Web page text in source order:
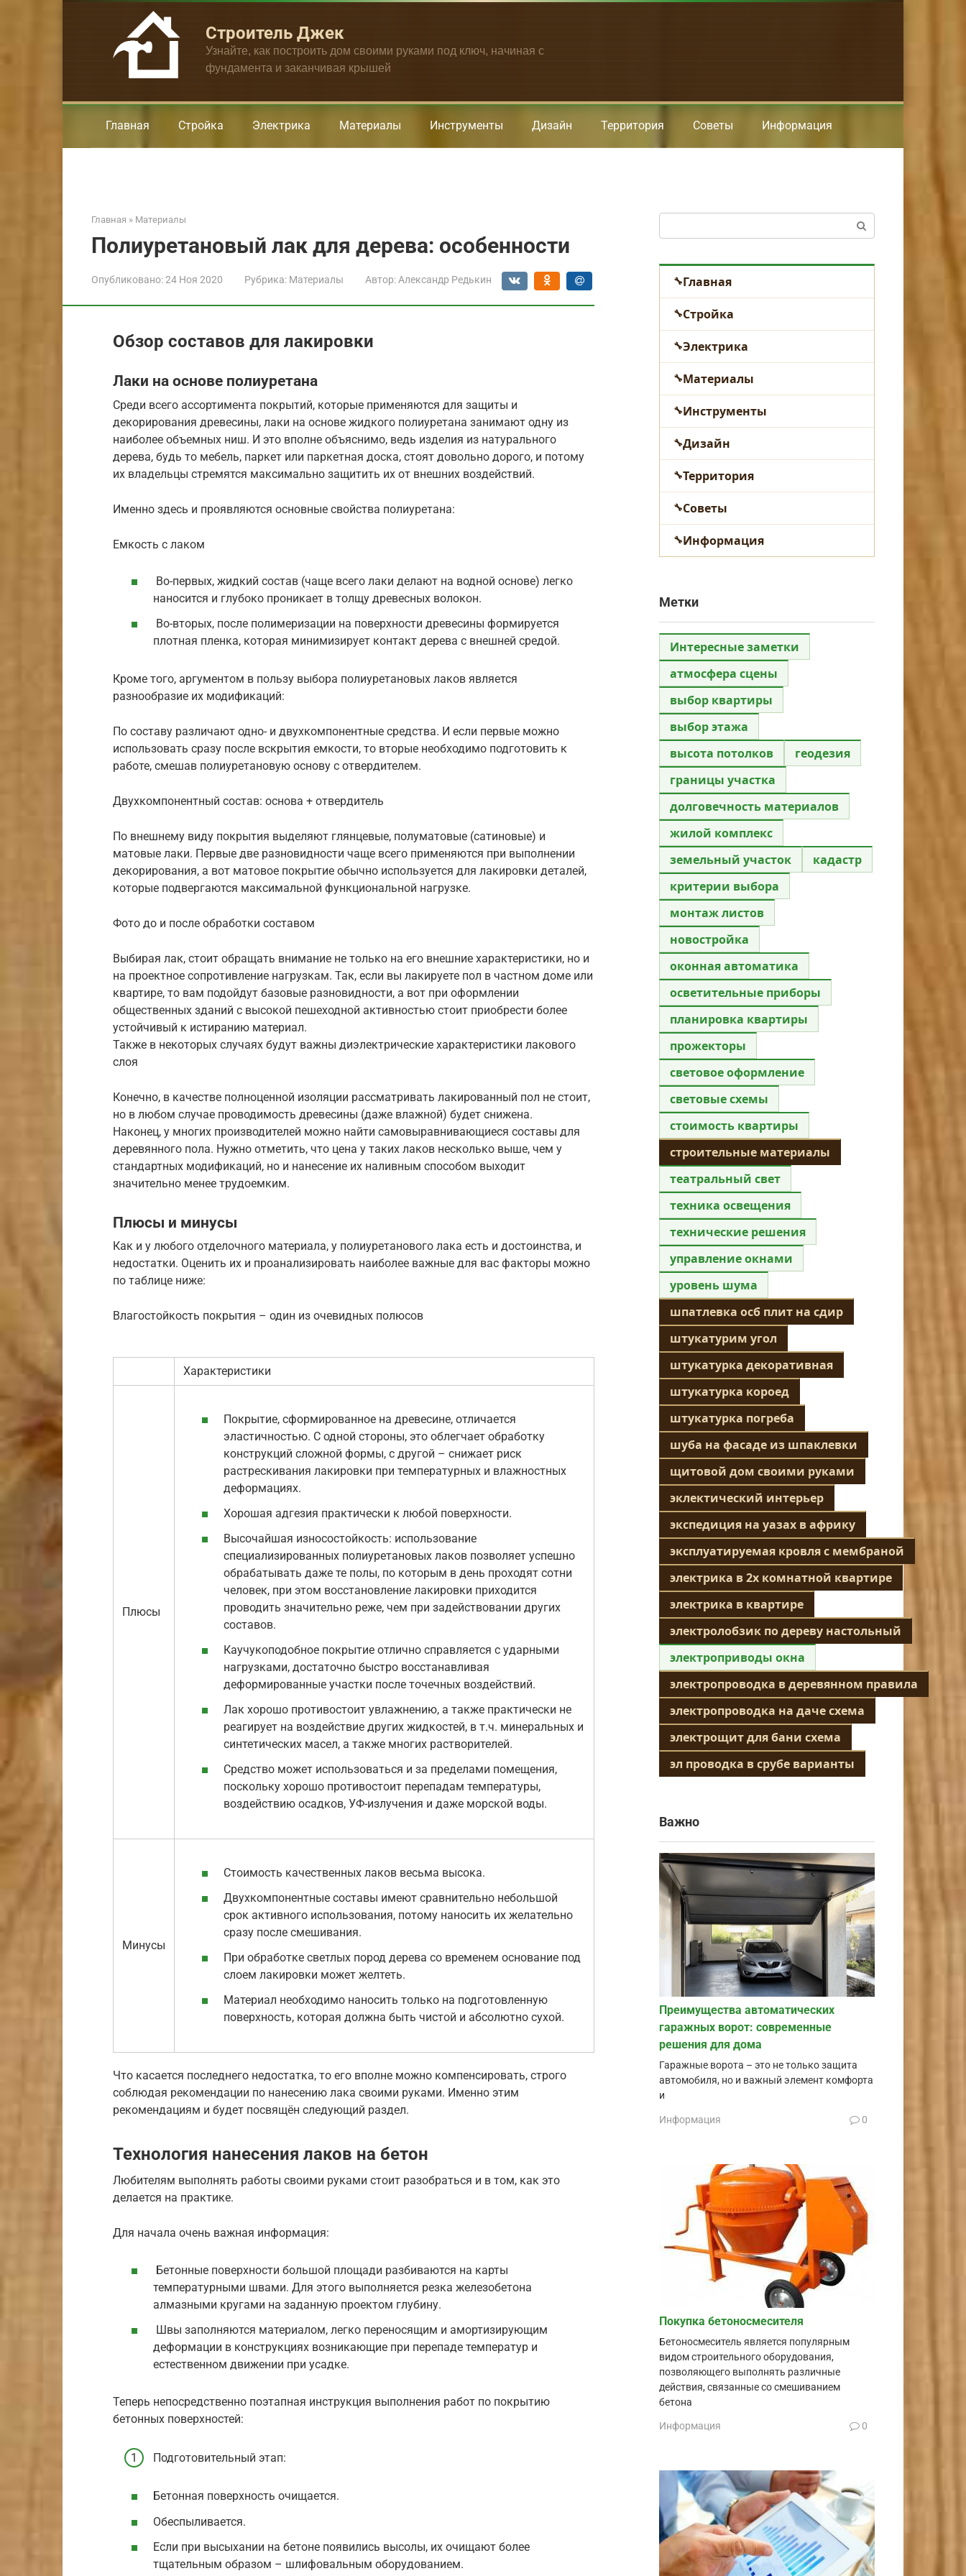
Строитель Джек
Узнайте, как построить дом своими руками под ключ, начиная с
фундамента и заканчивая крышей
Главная Стройка Электрика Материалы Инструменты Дизайн Территория Советы Информация
Главная » Материалы
Полиуретановый лак для дерева: особенности
Опубликовано:24 Ноя 2020 Рубрика: Материалы Автор: Александр Редькин
Обзор составов для лакировки
Лаки на основе полиуретана
Среди всего ассортимента покрытий, которые применяются для защиты и
декорирования древесины, лаки на основе жидкого полиуретана занимают одну из
наиболее объемных ниш. И это вполне объяснимо, ведь изделия из натурального
дерева, будь то мебель, паркет или паркетная доска, стоят довольно дорого, и потому
их владельцы стремятся максимально защитить их от внешних воздействий.
Именно здесь и проявляются основные свойства полиуретана:
Емкость с лаком
Во-первых, жидкий состав (чаще всего лаки делают на водной основе) легко
наносится и глубоко проникает в толщу древесных волокон.
Во-вторых, после полимеризации на поверхности древесины формируется
плотная пленка, которая минимизирует контакт дерева с внешней средой.
Кроме того, аргументом в пользу выбора полиуретановых лаков является
разнообразие их модификаций:
По составу различают одно- и двухкомпонентные средства. И если первые можно
использовать сразу после вскрытия емкости, то вторые необходимо подготовить к
работе, смешав полиуретановую основу с отвердителем.
Двухкомпонентный состав: основа + отвердитель
По внешнему виду покрытия выделяют глянцевые, полуматовые (сатиновые) и
матовые лаки. Первые две разновидности чаще всего применяются при выполнении
декорирования, а вот матовое покрытие обычно используется для лакировки деталей,
которые подвергаются максимальной функциональной нагрузке.
Фото до и после обработки составом
Выбирая лак, стоит обращать внимание не только на его внешние характеристики, но и
на проектное сопротивление нагрузкам. Так, если вы лакируете пол в частном доме или
квартире, то вам подойдут базовые разновидности, а вот при оформлении
общественных зданий с высокой пешеходной активностью стоит приобрести более
устойчивый к истиранию материал.
Также в некоторых случаях будут важны диэлектрические характеристики лакового
слоя
Конечно, в качестве полноценной изоляции рассматривать лакированный пол не стоит,
но в любом случае проводимость древесины (даже влажной) будет снижена.
Наконец, у многих производителей можно найти самовыравнивающиеся составы для
деревянного пола. Нужно отметить, что цена у таких лаков несколько выше, чем у
стандартных модификаций, но и нанесение их наливным способом выходит
значительно менее трудоемким.
Плюсы и минусы
Как и у любого отделочного материала, у полиуретанового лака есть и достоинства, и
недостатки. Оценить их и проанализировать наиболее важные для вас факторы можно
по таблице ниже:
Влагостойкость покрытия – один из очевидных полюсов
Характеристики
Плюсы
Покрытие, сформированное на древесине, отличается
эластичностью. С одной стороны, это облегчает обработку
конструкций сложной формы, с другой – снижает риск
растрескивания лакировки при температурных и влажностных
деформациях.
Хорошая адгезия практически к любой поверхности.
Высочайшая износостойкость: использование
специализированных полиуретановых лаков позволяет успешно
обрабатывать даже те полы, по которым в день проходят сотни
человек, при этом восстановление лакировки приходится
проводить значительно реже, чем при задействовании других
составов.
Каучукоподобное покрытие отлично справляется с ударными
нагрузками, достаточно быстро восстанавливая
деформированные участки после точечных воздействий.
Лак хорошо противостоит увлажнению, а также практически не
реагирует на воздействие других жидкостей, в т.ч. минеральных и
синтетических масел, а также многих растворителей.
Средство может использоваться и за пределами помещения,
поскольку хорошо противостоит перепадам температуры,
воздействию осадков, УФ-излучения и даже морской воды.
Минусы
Стоимость качественных лаков весьма высока.
Двухкомпонентные составы имеют сравнительно небольшой
срок активного использования, потому наносить их желательно
сразу после смешивания.
При обработке светлых пород дерева со временем основание под
слоем лакировки может желтеть.
Материал необходимо наносить только на подготовленную
поверхность, которая должна быть чистой и абсолютно сухой.
Что касается последнего недостатка, то его вполне можно компенсировать, строго
соблюдая рекомендации по нанесению лака своими руками. Именно этим
рекомендациям и будет посвящён следующий раздел.
Технология нанесения лаков на бетон
Любителям выполнять работы своими руками стоит разобраться и в том, как это
делается на практике.
Для начала очень важная информация:
Бетонные поверхности большой площади разбиваются на карты
температурными швами. Для этого выполняется резка железобетона
алмазными кругами на заданную проектом глубину.
Швы заполняются материалом, легко переносящим и амортизирующим
деформации в конструкциях возникающие при перепаде температур и
естественном движении при усадке.
Теперь непосредственно поэтапная инструкция выполнения работ по покрытию
бетонных поверхностей:
Подготовительный этап:
Бетонная поверхность очищается.
Обеспыливается.
Если при высыхании на бетоне появились высолы, их очищают более
тщательным образом – шлифовальным оборудованием.
Главная
Стройка
Электрика
Материалы
Инструменты
Дизайн
Территория
Советы
Информация
Метки
Интересные заметки
атмосфера сцены
выбор квартиры
выбор этажа
высота потолков
геодезия
границы участка
долговечность материалов
жилой комплекс
земельный участок
кадастр
критерии выбора
монтаж листов
новостройка
оконная автоматика
осветительные приборы
планировка квартиры
прожекторы
световое оформление
световые схемы
стоимость квартиры
строительные материалы
театральный свет
техника освещения
технические решения
управление окнами
уровень шума
шпатлевка осб плит на сдир
штукатурим угол
штукатурка декоративная
штукатурка короед
штукатурка погреба
шуба на фасаде из шпаклевки
щитовой дом своими руками
эклектический интерьер
экспедиция на уазах в африку
эксплуатируемая кровля с мембраной
электрика в 2х комнатной квартире
электрика в квартире
электролобзик по дереву настольный
электроприводы окна
электропроводка в деревянном правила
электропроводка на даче схема
электрощит для бани схема
эл проводка в срубе варианты
Важно
Преимущества автоматических
гаражных ворот: современные
решения для дома
Гаражные ворота – это не только защита
автомобиля, но и важный элемент комфорта
и
Информация 0
Покупка бетоносмесителя
Бетоносмеситель является популярным
видом строительного оборудования,
позволяющего выполнять различные
действия, связанные со смешиванием
бетона
Информация 0